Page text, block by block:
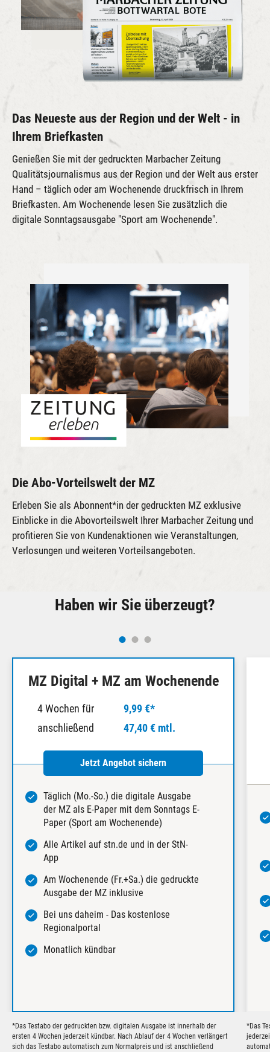
Das Neueste aus der Region und der Welt - in
Ihrem Briefkasten
Genießen Sie mit der gedruckten Marbacher Zeitung
Qualitätsjournalismus aus der Region und der Welt aus erster
Hand – täglich oder am Wochenende druckfrisch in Ihrem
Briefkasten. Am Wochenende lesen Sie zusätzlich die
digitale Sonntagsausgabe "Sport am Wochenende".
Die Abo-Vorteilswelt der MZ
Erleben Sie als Abonnent*in der gedruckten MZ exklusive
Einblicke in die Abovorteilswelt Ihrer Marbacher Zeitung und
profitieren Sie von Kundenaktionen wie Veranstaltungen,
Verlosungen und weiteren Vorteilsangeboten.
Haben wir Sie überzeugt?
MZ Digital + MZ am Wochenende
4 Wochen für
9,99 €*
anschließend
47,40 € mtl.
Jetzt Angebot sichern
Täglich (Mo.-So.) die digitale Ausgabe
der MZ als E-Paper mit dem Sonntags E-
Paper (Sport am Wochenende)
Alle Artikel auf stn.de und in der StN-
App
Am Wochenende (Fr.+Sa.) die gedruckte
Ausgabe der MZ inklusive
Bei uns daheim - Das kostenlose
Regionalportal
Monatlich kündbar
*Das Testabo der gedruckten bzw. digitalen Ausgabe ist innerhalb der
ersten 4 Wochen jederzeit kündbar. Nach Ablauf der 4 Wochen verlängert
sich das Testabo automatisch zum Normalpreis und ist anschließend
*Das